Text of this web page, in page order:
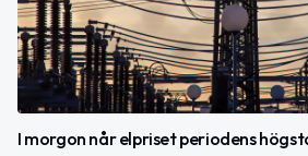
I morgon når elpriset periodens